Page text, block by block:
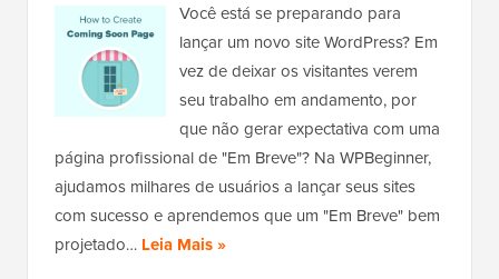
Você está se preparando para
lançar um novo site WordPress? Em
vez de deixar os visitantes verem
seu trabalho em andamento, por
que não gerar expectativa com uma
página profissional de "Em Breve"? Na WPBeginner,
ajudamos milhares de usuários a lançar seus sites
com sucesso e aprendemos que um "Em Breve" bem
projetado… Leia Mais »